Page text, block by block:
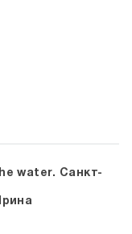
water. Санкт-